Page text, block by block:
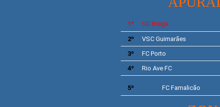
1º SCBraga
2º
VSC Guimarães
3º
FCPorto
4º
Rio AveFC
5º FC Famalicão